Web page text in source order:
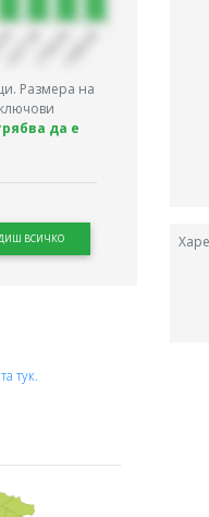
Размера на
да е
ВСИЧКО
тук.